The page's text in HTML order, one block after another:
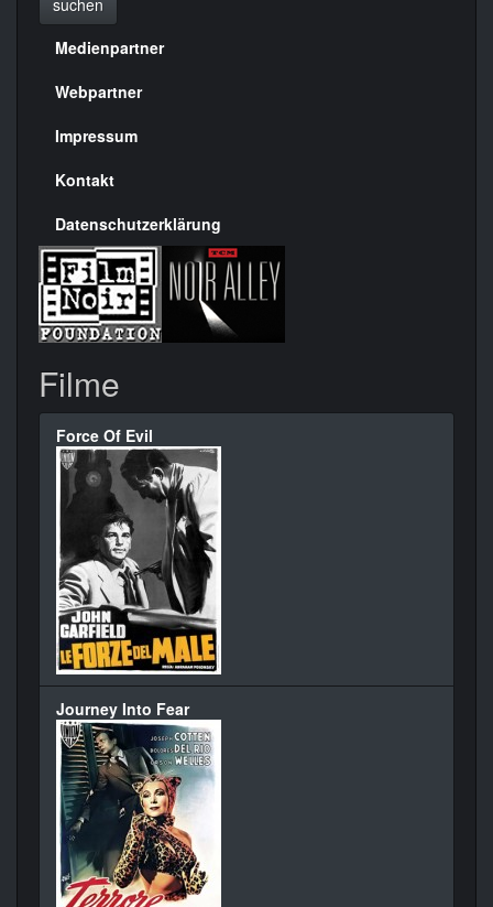
suchen
Menülinks
rechte
Seite
Medienpartner
Webpartner
Impressum
Kontakt
Datenschutzerklärung
Filme
Force Of Evil
Journey Into Fear